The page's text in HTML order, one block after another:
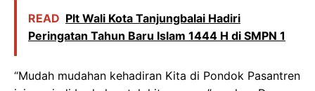
READ Plt Wali Kota Tanjungbalai Hadiri
Peringatan Tahun Baru Islam 1444 H di SMPN 1
“Mudah mudahan kehadiran Kita di Pondok Pasantren